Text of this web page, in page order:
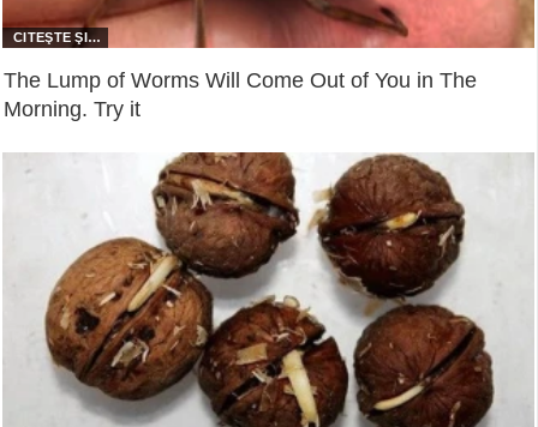
The Lump of Worms Will Come Out of You in The
Morning. Try it